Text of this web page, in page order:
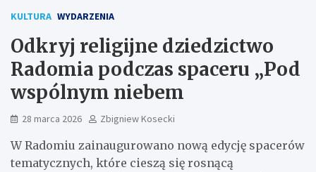
KULTURA WYDARZENIA
Odkryj religijne dziedzictwo
Radomia podczas spaceru „Pod
wspólnym niebem
28 marca 2026 Zbigniew Kosecki
W Radomiu zainaugurowano nową edycję spacerów
tematycznych, które cieszą się rosnącą